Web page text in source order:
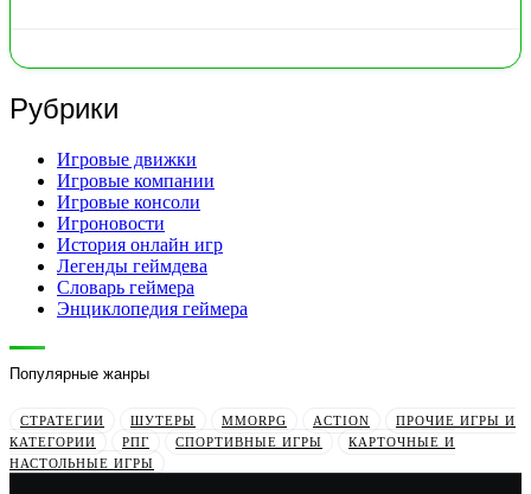
Рубрики
Игровые движки
Игровые компании
Игровые консоли
Игроновости
История онлайн игр
Легенды геймдева
Словарь геймера
Энциклопедия геймера
Популярные жанры
СТРАТЕГИИ ШУТЕРЫ MMORPG ACTION
ПРОЧИЕ ИГРЫ И
КАТЕГОРИИ
РПГ СПОРТИВНЫЕ ИГРЫ
КАРТОЧНЫЕ И
НАСТОЛЬНЫЕ ИГРЫ